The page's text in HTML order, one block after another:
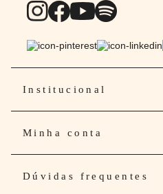
Institucional
Minha conta
Dúvidas frequentes